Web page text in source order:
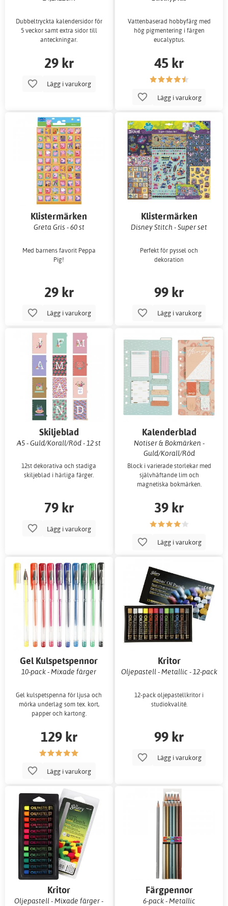
Dubbeltryckta kalendersidor för
5 veckor samt extra sidor till
anteckningar.
29 kr
Lägg i varukorg
Vattenbaserad hobbyfärg med
hög pigmentering i färgen
eucalyptus.
45 kr
Lägg i varukorg
Klistermärken
Greta Gris - 60 st
Med barnens favorit Peppa
Pig!
29 kr
Lägg i varukorg
Klistermärken
Disney Stitch - Super set
Perfekt för pyssel och
dekoration
99 kr
Lägg i varukorg
Skiljeblad
A5 - Guld/Korall/Röd - 12 st
12st dekorativa och stadiga
skiljeblad i härliga färger.
79 kr
Lägg i varukorg
Kalenderblad
Notiser & Bokmärken -
Guld/Korall/Röd
Block i varierade storlekar med
självhäftande lim och
magnetiska bokmärken.
39 kr
Lägg i varukorg
Gel Kulspetspennor
10-pack - Mixade färger
Gel kulspetspenna för ljusa och
mörka underlag som tex. kort,
papper och kartong.
129 kr
Lägg i varukorg
Kritor
Oljepastell - Metallic - 12-pack
12-pack oljepastellkritor i
studiokvalité.
99 kr
Lägg i varukorg
Kritor
Oljepastell - Mixade färger -
Färgpennor
6-pack - Metallic